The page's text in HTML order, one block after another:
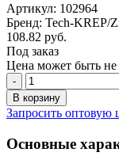
Артикул: 102964
Бренд: Tech-KREP/
108.82 руб.
Под заказ
Цена может быть не
-
В корзину
Запросить оптовую
Основные